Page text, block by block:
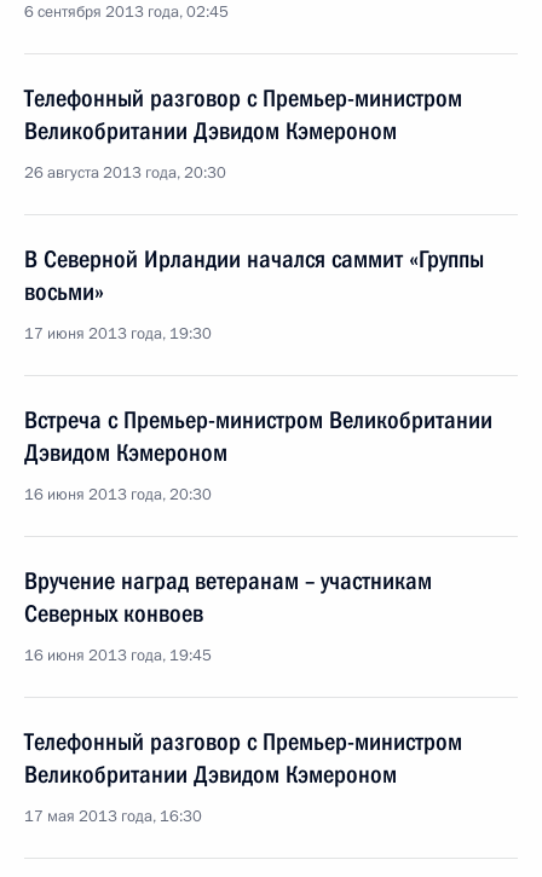
6 сентября 2013 года, 02:45
Телефонный разговор с Премьер-министром
Великобритании Дэвидом Кэмероном
26 августа 2013 года, 20:30
В Северной Ирландии начался саммит «Группы
восьми»
17 июня 2013 года, 19:30
Встреча с Премьер-министром Великобритании
Дэвидом Кэмероном
16 июня 2013 года, 20:30
Вручение наград ветеранам – участникам
Северных конвоев
16 июня 2013 года, 19:45
Телефонный разговор с Премьер-министром
Великобритании Дэвидом Кэмероном
17 мая 2013 года, 16:30